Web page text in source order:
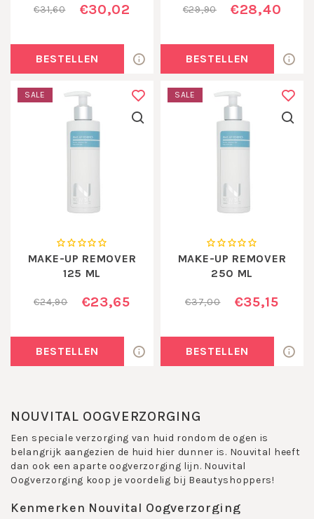
€31,60 €30,02
BESTELLEN
€29,90 €28,40
BESTELLEN
SALE
MAKE-UP REMOVER
125 ML
€24,90 €23,65
BESTELLEN
SALE
MAKE-UP REMOVER
250 ML
€37,00 €35,15
BESTELLEN
NOUVITAL OOGVERZORGING
Een speciale verzorging van huid rondom de ogen is
belangrijk aangezien de huid hier dunner is. Nouvital heeft
dan ook een aparte oogverzorging lijn. Nouvital
Oogverzorging koop je voordelig bij Beautyshoppers!
Kenmerken Nouvital Oogverzorging